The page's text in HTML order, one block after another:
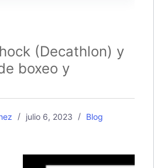
(Decathlon) y
boxeo y
julio 6, 2023 Blog